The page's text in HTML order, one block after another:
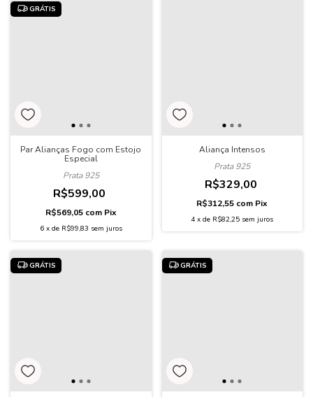
GRÁTIS
Par Alianças Fogo com Estojo
Especial
Prata 925
R$599,00
R$569,05 com Pix
6 x de R$99,83 sem juros
Aliança Intensos
Prata 925
R$329,00
R$312,55 com Pix
4 xde R$82,25 sem juros
GRÁTIS GRÁTIS